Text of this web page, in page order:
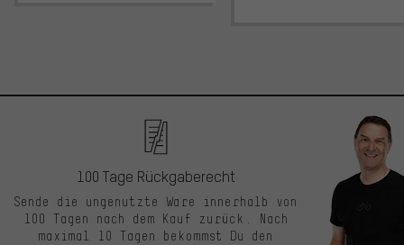
100 Tage Rückgaberecht
Sende die ungenutzte Ware innerhalb von
100 Tagen nach dem Kauf zurück. Nach
maximal 10 Tagen bekommst Du den